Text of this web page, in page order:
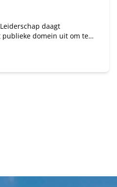
daagt
domein uit om te